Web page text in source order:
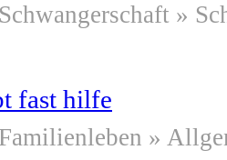
»
fast hilfe
»